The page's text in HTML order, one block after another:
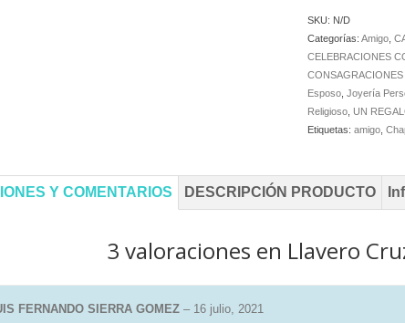
SKU: N/D
Categorías:Amigo ,
CELEBRACIONES
Esposo ,Joyería
Religioso UN
Etiquetas:amigo ,
Y COMENTARIOS DESCRIPCIÓN PRODUCTO
3 valoraciones en Llavero
FERNANDO SIERRA GOMEZ – 16 julio, 2021